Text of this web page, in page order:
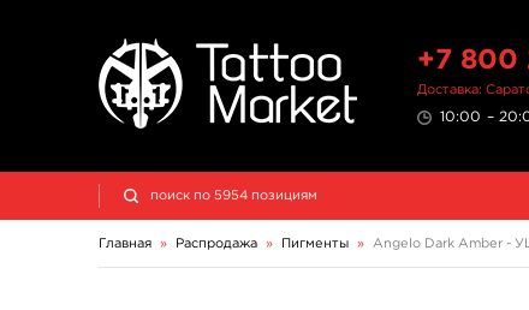
+7 800
Доставка:
10:00 –
Главная » Распродажа » Пигменты » Angelo Dark Amber -